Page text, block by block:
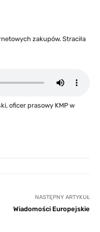
zakupów. Straciła
oficer prasowy KMP w
NASTĘPNY ARTYKUŁ
Wiadomości Europejskie